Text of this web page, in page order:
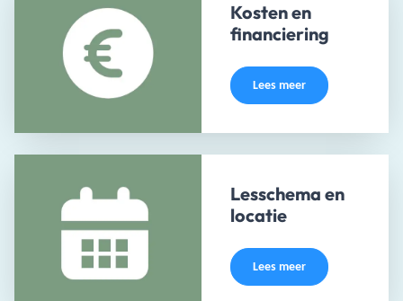
Kosten en
financiering
Lees meer
Lesschema en
locatie
Lees meer